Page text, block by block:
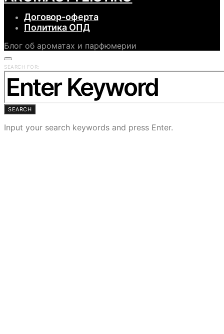
Договор-оферта
Политика ОПД
Блог об ароматах и парфюмерии
SEARCH FOR:
SEARCH
Input your search keywords and press Enter.